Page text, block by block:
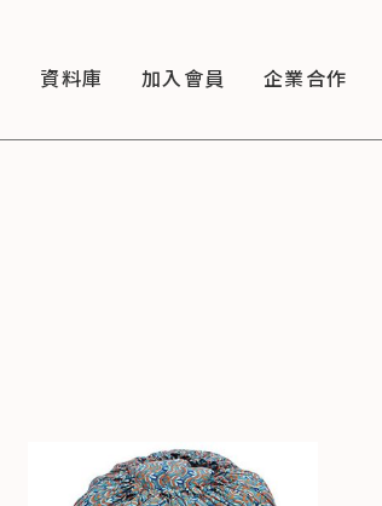
資料庫 加入會員 企業合作